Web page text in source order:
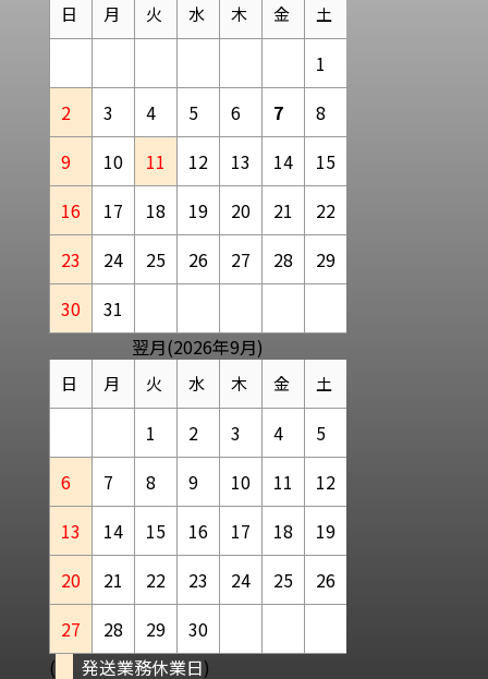
日 月 火 水 木 金 土
1
2
3 4 5 6 7
8
9
10 11 12 13 14
15
16
17 18 19 20 21
22
23
24 25 26 27 28
29
30
31
翌月(2026年9月)
日 月 火 水 木 金 土
1 2 3 4
5
6
7 8 9 10 11
12
13
14 15 16 17 18
19
20
21 22 23 24 25
26
27
28 29
30
(
発送業務休業日)